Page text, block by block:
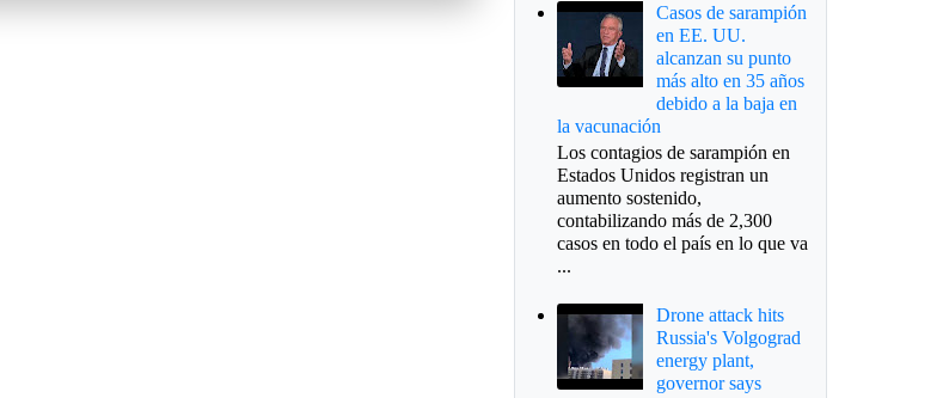
Casos de sarampión
en EE. UU.
alcanzan su punto
más alto en 35 años
debido a la baja en
la vacunación
Los contagios de sarampión en
Estados Unidos registran un
aumento sostenido,
contabilizando más de 2,300
casos en todo el país en lo que va
...
Drone attack hits
Russia's Volgograd
energy plant,
governor says